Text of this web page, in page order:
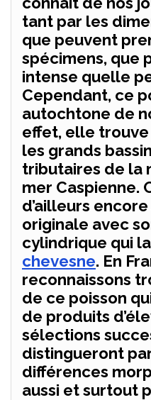
tant par les
que peuvent
spécimens, que
intense quelle
Cependant, ce
autochtone de
effet, elle trouve
les grands
tributaires de la
mer Caspienne.
d’ailleurs
originale avec
cylindrique qui
chevesne. En
reconnaissons
de ce poisson
de produits
sélections
distingueront
différences
aussi et surtout